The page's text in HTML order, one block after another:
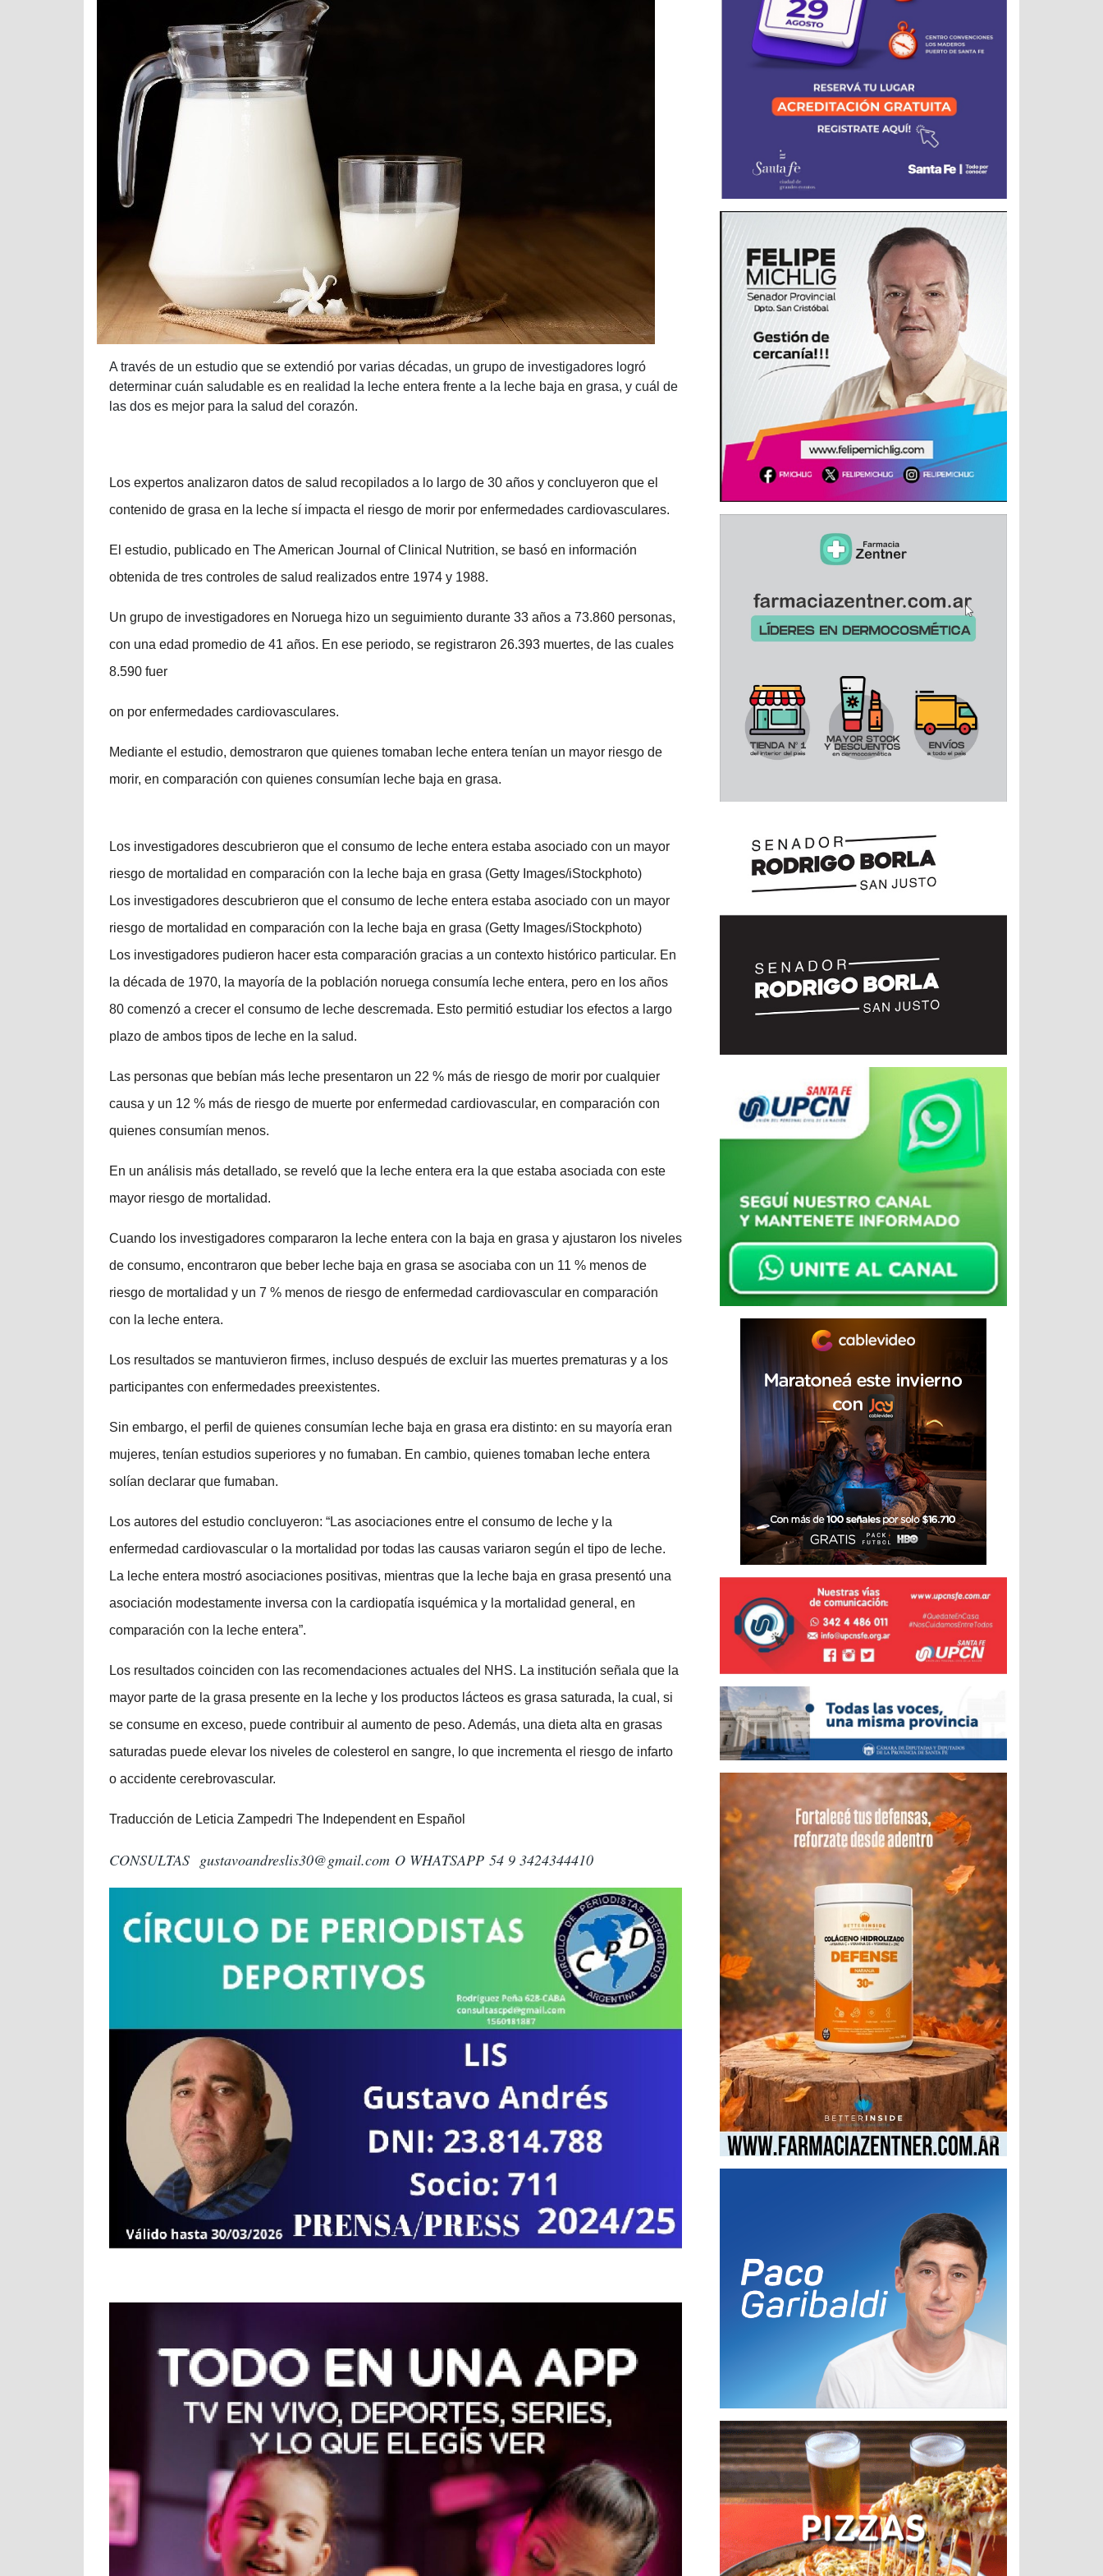
A través de un estudio que se extendió por varias décadas, un grupo de investigadores logró
determinar cuán saludable es en realidad la leche entera frente a la leche baja en grasa, y cuál de
las dos es mejor para la salud del corazón.
Los expertos analizaron datos de salud recopilados a lo largo de 30 años y concluyeron que el
contenido de grasa en la leche sí impacta el riesgo de morir por enfermedades cardiovasculares.
El estudio, publicado en The American Journal of Clinical Nutrition, se basó en información
obtenida de tres controles de salud realizados entre 1974 y 1988.
Un grupo de investigadores en Noruega hizo un seguimiento durante 33 años a 73.860 personas,
con una edad promedio de 41 años. En ese periodo, se registraron 26.393 muertes, de las cuales
8.590 fuer
on por enfermedades cardiovasculares.
Mediante el estudio, demostraron que quienes tomaban leche entera tenían un mayor riesgo de
morir, en comparación con quienes consumían leche baja en grasa.
Los investigadores descubrieron que el consumo de leche entera estaba asociado con un mayor
riesgo de mortalidad en comparación con la leche baja en grasa (Getty Images/iStockphoto)
Los investigadores descubrieron que el consumo de leche entera estaba asociado con un mayor
riesgo de mortalidad en comparación con la leche baja en grasa (Getty Images/iStockphoto)
Los investigadores pudieron hacer esta comparación gracias a un contexto histórico particular. En
la década de 1970, la mayoría de la población noruega consumía leche entera, pero en los años
80 comenzó a crecer el consumo de leche descremada. Esto permitió estudiar los efectos a largo
plazo de ambos tipos de leche en la salud.
Las personas que bebían más leche presentaron un 22 % más de riesgo de morir por cualquier
causa y un 12 % más de riesgo de muerte por enfermedad cardiovascular, en comparación con
quienes consumían menos.
En un análisis más detallado, se reveló que la leche entera era la que estaba asociada con este
mayor riesgo de mortalidad.
Cuando los investigadores compararon la leche entera con la baja en grasa y ajustaron los niveles
de consumo, encontraron que beber leche baja en grasa se asociaba con un 11 % menos de
riesgo de mortalidad y un 7 % menos de riesgo de enfermedad cardiovascular en comparación
con la leche entera.
Los resultados se mantuvieron firmes, incluso después de excluir las muertes prematuras y a los
participantes con enfermedades preexistentes.
Sin embargo, el perfil de quienes consumían leche baja en grasa era distinto: en su mayoría eran
mujeres, tenían estudios superiores y no fumaban. En cambio, quienes tomaban leche entera
solían declarar que fumaban.
Los autores del estudio concluyeron: “Las asociaciones entre el consumo de leche y la
enfermedad cardiovascular o la mortalidad por todas las causas variaron según el tipo de leche.
La leche entera mostró asociaciones positivas, mientras que la leche baja en grasa presentó una
asociación modestamente inversa con la cardiopatía isquémica y la mortalidad general, en
comparación con la leche entera”.
Los resultados coinciden con las recomendaciones actuales del NHS. La institución señala que la
mayor parte de la grasa presente en la leche y los productos lácteos es grasa saturada, la cual, si
se consume en exceso, puede contribuir al aumento de peso. Además, una dieta alta en grasas
saturadas puede elevar los niveles de colesterol en sangre, lo que incrementa el riesgo de infarto
o accidente cerebrovascular.
Traducción de Leticia Zampedri The Independent en Español
CONSULTAS gustavoandreslis30@gmail.com O WHATSAPP 54 9 3424344410